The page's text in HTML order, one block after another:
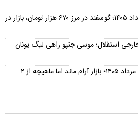
قیمت دام زنده امروز ۱۶ مرداد ۱۴۰۵؛ گوسفند در مرز ۶۷۰ هزار تومان، بازار در
استقلال؛ موسی جنپو راهی لیگ یونان
قیمت گوشت قرمز امروز ۱۶ مرداد ۱۴۰۵؛ بازار آرام ماند اما ماهیچه از ۲